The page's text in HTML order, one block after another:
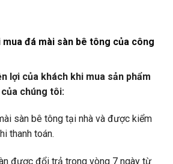
mua đá mài sàn bê tông của công
lợi của khách khi mua sản phẩm
chúng tôi:
sàn bê tông tại nhà và được kiểm
thanh toán.
được đổi trả trong vòng 7 ngày từ